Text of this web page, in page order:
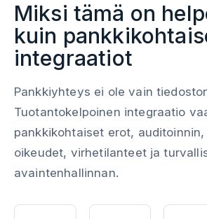
Miksi tämä on
kuin
integraatiot
Pankkiyhteys ei ole vain
Tuotantokelpoinen integraatio
pankkikohtaiset erot,
oikeudet, virhetilanteet ja
avaintenhallinnan.